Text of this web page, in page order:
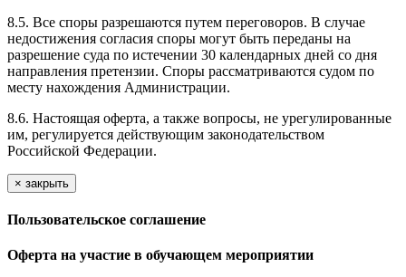
8.5. Все споры разрешаются путем переговоров. В случае
недостижения согласия споры могут быть переданы на
разрешение суда по истечении 30 календарных дней со дня
направления претензии. Споры рассматриваются судом по
месту нахождения Администрации.
8.6. Настоящая оферта, а также вопросы, не урегулированные
им, регулируется действующим законодательством
Российской Федерации.
× закрыть
Пользовательское соглашение
Оферта на участие в обучающем мероприятии